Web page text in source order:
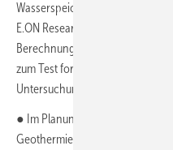
Wasserspeicher zu bewerten.
E.ON Research Centers in
Berechnungen zum
zum Test fortschrittlicher
Untersuchungen lassen sich
● Im Planungsprozess müssen
Geothermieanlagen definiert